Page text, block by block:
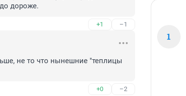
дороже.
+1 –1
не то что нынешние "теплицы
+0 –2
1